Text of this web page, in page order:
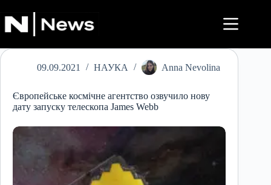
до
вмісту
09.09.2021 НАУКА Anna Nevolina
Європейське космічне агентство озвучило нову
дату запуску телескопа James Webb